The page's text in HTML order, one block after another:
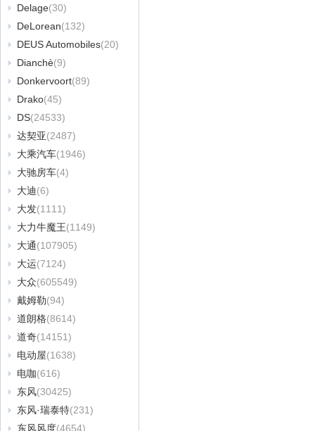
Delage(30)
DeLorean(132)
DEUS Automobiles(20)
Dianchè(9)
Donkervoort(89)
Drako(45)
DS(24533)
达契亚(2487)
大乘汽车(1946)
大驰房车(4)
大迪(6)
大发(1111)
大力牛魔王(1149)
大通(107905)
大运(7124)
大众(605549)
戴姆勒(94)
道朗格(8614)
道奇(14151)
电动屋(1638)
电咖(616)
东风(30425)
东风·瑞泰特(231)
东风风度(4654)